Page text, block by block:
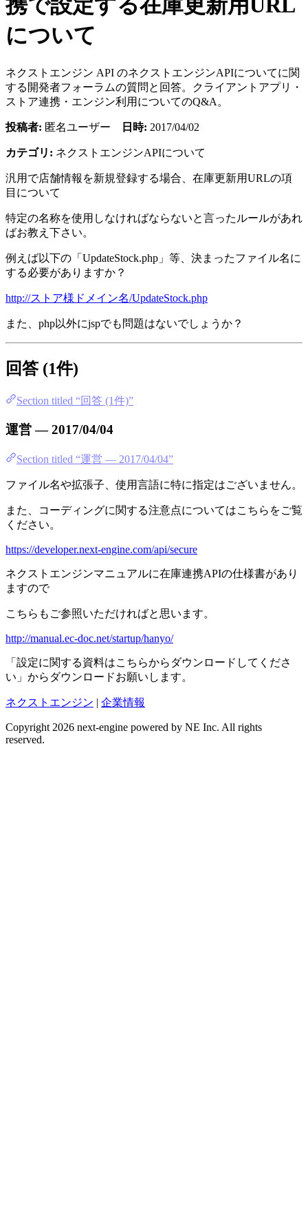
携で設定する在庫更新用URL
について
ネクストエンジン API のネクストエンジンAPIについてに関
する開発者フォーラムの質問と回答。クライアントアプリ・
ストア連携・エンジン利用についてのQ&A。
投稿者: 匿名ユーザー 日時: 2017/04/02
カテゴリ: ネクストエンジンAPIについて
汎用で店舗情報を新規登録する場合、在庫更新用URLの項
目について
特定の名称を使用しなければならないと言ったルールがあれ
ばお教え下さい。
例えば以下の「UpdateStock.php」等、決まったファイル名に
する必要がありますか？
http://ストア様ドメイン名/UpdateStock.php
また、php以外にjspでも問題はないでしょうか？
回答 (1件)
Section titled “回答 (1件)”
運営 — 2017/04/04
Section titled “運営 — 2017/04/04”
ファイル名や拡張子、使用言語に特に指定はございません。
また、コーディングに関する注意点についてはこちらをご覧
ください。
https://developer.next-engine.com/api/secure
ネクストエンジンマニュアルに在庫連携APIの仕様書があり
ますので
こちらもご参照いただければと思います。
http://manual.ec-doc.net/startup/hanyo/
「設定に関する資料はこちらからダウンロードしてくださ
い」からダウンロードお願いします。
ネクストエンジン | 企業情報
Copyright 2026 next-engine powered by NE Inc. All rights
reserved.